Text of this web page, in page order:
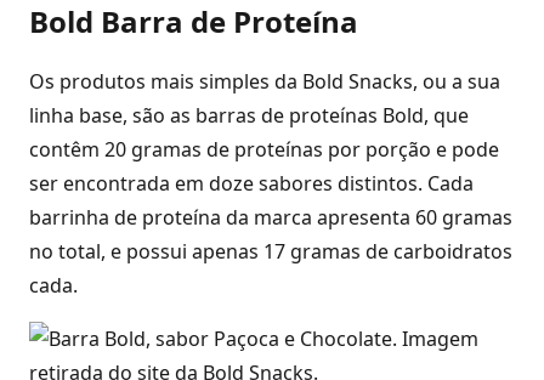
Bold Barra de Proteína
Os produtos mais simples da Bold Snacks, ou a sua
linha base, são as barras de proteínas Bold, que
contêm 20 gramas de proteínas por porção e pode
ser encontrada em doze sabores distintos. Cada
barrinha de proteína da marca apresenta 60 gramas
no total, e possui apenas 17 gramas de carboidratos
cada.